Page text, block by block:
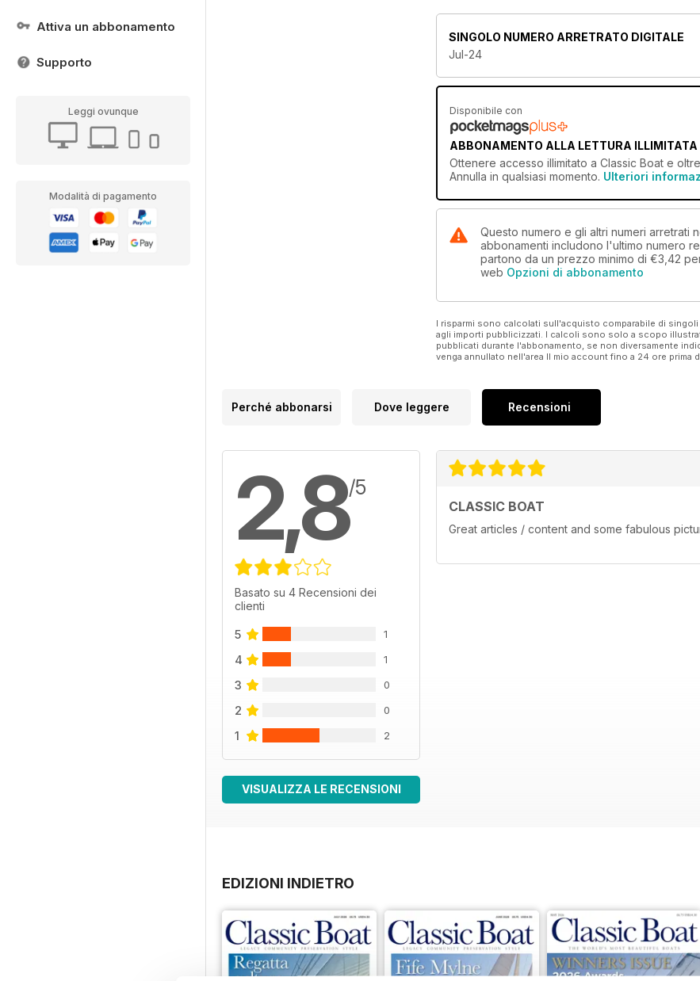
Attiva un abbonamento
Supporto
Leggi ovunque
Modalità di pagamento
SINGOLO NUMERO ARRETRATO DIGITALE
Jul-24
Disponibile con
ABBONAMENTO ALLA LETTURA ILLIMITATA
Ottenere accesso illimitato a Classic Boat e
Annulla in qualsiasi momento. Ulteriori
Questo numero e gli altri numeri arretrati
abbonamenti includono l'ultimo numero
partono da un prezzo minimo di €3,42
web Opzioni di abbonamento
I risparmi sono calcolati sull'acquisto comparabile di
agli importi pubblicizzati. I calcoli sono solo a scopo
pubblicati durante l'abbonamento, se non diversamente
venga annullato nell'area Il mio account fino a 24 ore prima
Perché abbonarsi Dove leggere Recensioni
2,8/5
Basato su 4 Recensioni dei
clienti
5 1
4 1
3 0
2 0
1 2
VISUALIZZA LE RECENSIONI
CLASSIC BOAT
Great articles / content and some fabulous
EDIZIONI INDIETRO